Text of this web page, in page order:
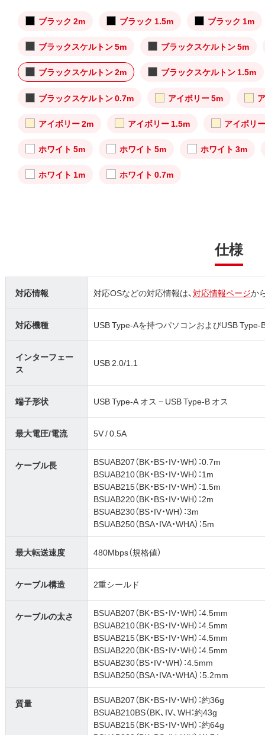
ブラック 2m ブラック 1.5m ブラック 1m
ブラックスケルトン 5m ブラックスケルトン 5m
ブラックスケルトン 2m ブラックスケルトン 1.5m
ブラックスケルトン 0.7m アイボリー 5m
アイボリー 2m アイボリー 1.5m アイボリ
ホワイト 5m ホワイト 5m ホワイト 3m
ホワイト 1m ホワイト 0.7m
仕様
対応情報 対応OSなどの対応情報は、対応情報ページか
対応機種 USB Type-Aを持つパソコンおよびUSB
インターフェー
ス
USB 2.0/1.1
端子形状 USB Type-A オス − USB Type-B オス
最大電圧/電流 5V / 0.5A
ケーブル長
BSUAB207（BK・BS・IV・WH）：0.7m
BSUAB210（BK・BS・IV・WH）：1m
BSUAB215（BK・BS・IV・WH）：1.5m
BSUAB220（BK・BS・IV・WH）：2m
BSUAB230（BS・IV・WH）：3m
BSUAB250（BSA・IVA・WHA）：5m
最大転送速度 480Mbps（規格値）
ケーブル構造 2重シールド
ケーブルの太さ
BSUAB207（BK・BS・IV・WH）：4.5mm
BSUAB210（BK・BS・IV・WH）：4.5mm
BSUAB215（BK・BS・IV・WH）：4.5mm
BSUAB220（BK・BS・IV・WH）：4.5mm
BSUAB230（BS・IV・WH）：4.5mm
BSUAB250（BSA・IVA・WHA）：5.2mm
質量
BSUAB207（BK・BS・IV・WH）：約36g
BSUAB210BS（BK、IV、WH：約43g
BSUAB215（BK・BS・IV・WH）：約64g